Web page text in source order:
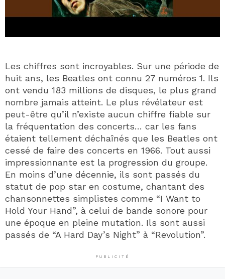
Les chiffres sont incroyables. Sur une période de
huit ans, les Beatles ont connu 27 numéros 1. Ils
ont vendu 183 millions de disques, le plus grand
nombre jamais atteint. Le plus révélateur est
peut-être qu’il n’existe aucun chiffre fiable sur
la fréquentation des concerts… car les fans
étaient tellement déchaînés que les Beatles ont
cessé de faire des concerts en 1966. Tout aussi
impressionnante est la progression du groupe.
En moins d’une décennie, ils sont passés du
statut de pop star en costume, chantant des
chansonnettes simplistes comme “I Want to
Hold Your Hand”, à celui de bande sonore pour
une époque en pleine mutation. Ils sont aussi
passés de “A Hard Day’s Night” à “Revolution”.
PUBLICITÉ